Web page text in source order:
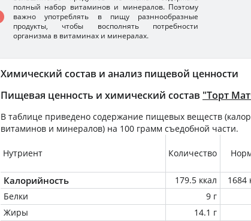
Химический состав и анализ пищевой ценности
Пищевая ценность и химический состав "Торт
В таблице приведено содержание пищевых веществ
витаминов и минералов) на 100 грамм съедобной части.
Нутриент Количество
Калорийность 179.5 ккал 1684
Белки
9 г
Жиры
14.1 г
полный набор витаминов и минералов. Поэтому
важно употреблять в пищу разннообразные
продукты, чтобы восполнять потребности
организма в витаминах и минералах.